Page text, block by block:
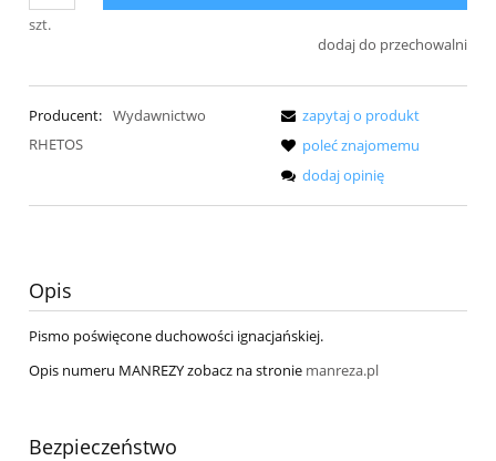
szt.
dodaj do przechowalni
Producent: Wydawnictwo
RHETOS
zapytaj o produkt
poleć znajomemu
dodaj opinię
Opis
Pismo poświęcone duchowości ignacjańskiej.
Opis numeru MANREZY zobacz na stronie manreza.pl
Bezpieczeństwo